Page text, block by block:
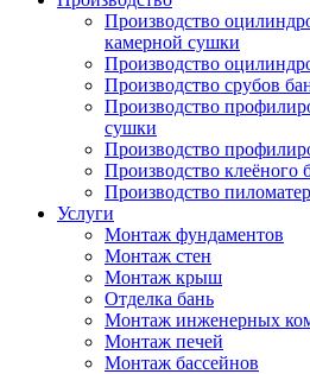
Производство
камерной сушки
Производство
Производство срубов
Производство
сушки
Производство
Производство клеёного
Производство
Услуги
Монтаж фундаментов
Монтаж стен
Монтаж крыш
Отделка бань
Монтаж инженерных
Монтаж печей
Монтаж бассейнов